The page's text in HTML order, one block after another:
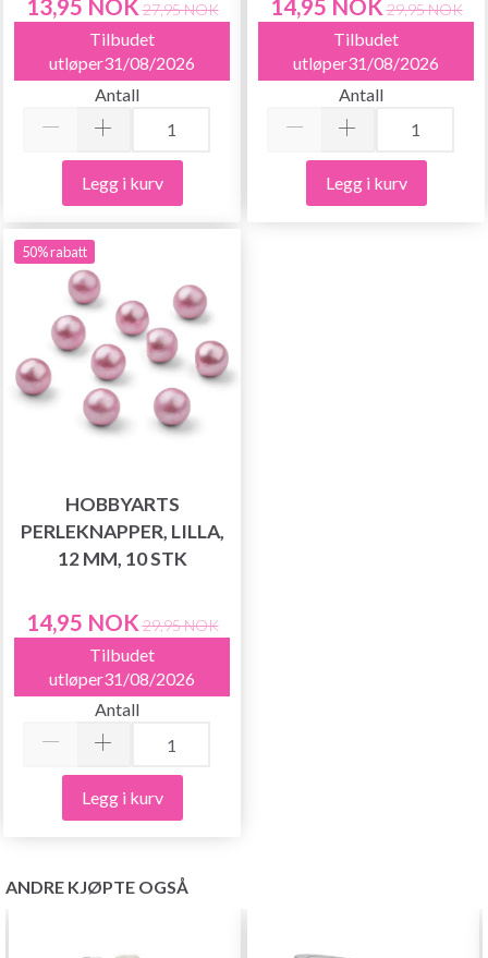
13,95 NOK 27,95 NOK
Tilbudet
utløper31/08/2026
Antall
Legg i kurv
14,95 NOK 29,95 NOK
Tilbudet
utløper31/08/2026
Antall
Legg i kurv
50% rabatt
HOBBYARTS
PERLEKNAPPER, LILLA,
12 MM, 10 STK
14,95 NOK 29,95 NOK
Tilbudet
utløper31/08/2026
Antall
Legg i kurv
ANDRE KJØPTE OGSÅ